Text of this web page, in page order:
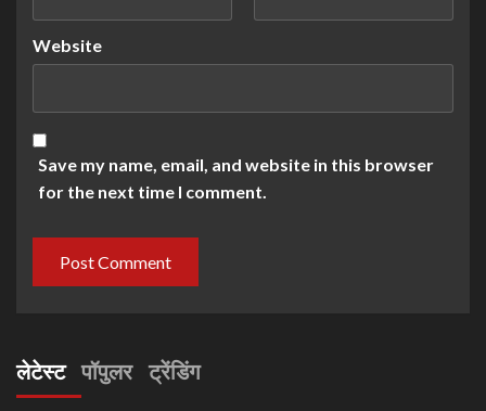
Website
Save my name, email, and website in this browser
for the next time I comment.
लेटेस्ट पॉपुलर ट्रेंडिंग